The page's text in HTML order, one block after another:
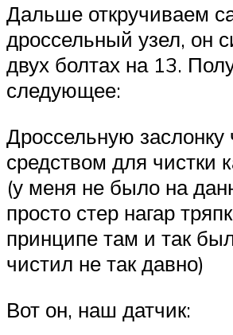
Дальше откручиваем
дроссельный узел, он
двух болтах на 13.
следующее:
Дроссельную заслонку
средством для чистки
(у меня не было на
просто стер нагар
принципе там и так
чистил не так давно)
Вот он, наш датчик: